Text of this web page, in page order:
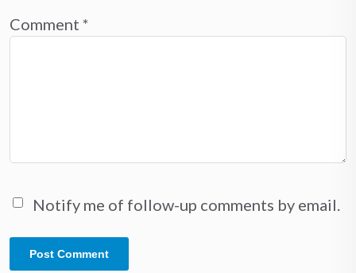
Comment *
Notify me of follow-up comments by email.